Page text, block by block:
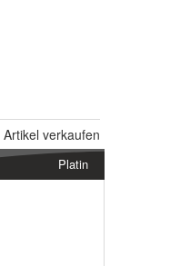
Artikel verkaufen
Platin